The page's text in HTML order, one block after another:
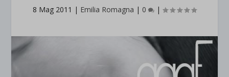
8 Mag 2011 | Emilia Romagna | 0 |